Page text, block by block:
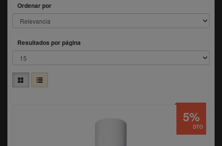
Ordenar por
Resultados por página
DTO
5%